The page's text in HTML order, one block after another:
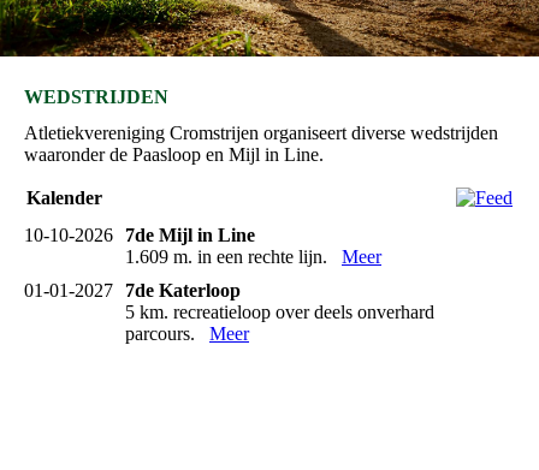
WEDSTRIJDEN
Atletiekvereniging Cromstrijen organiseert diverse wedstrijden
waaronder de Paasloop en Mijl in Line.
Kalender
10-10-2026
7de Mijl in Line
1.609 m. in een rechte lijn. Meer
01-01-2027
7de Katerloop
5 km. recreatieloop over deels onverhard
parcours. Meer